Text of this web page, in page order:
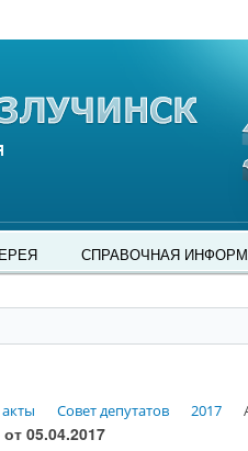
СПРАВОЧНАЯ
Совет депутатов 2017
05.04.2017